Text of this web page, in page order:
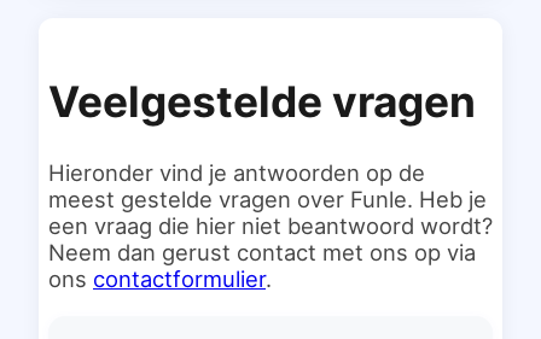
Veelgestelde vragen
Hieronder vind je antwoorden op de
meest gestelde vragen over Funle. Heb je
een vraag die hier niet beantwoord wordt?
Neem dan gerust contact met ons op via
ons contactformulier.